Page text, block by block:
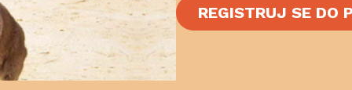
REGISTRUJ SE DO